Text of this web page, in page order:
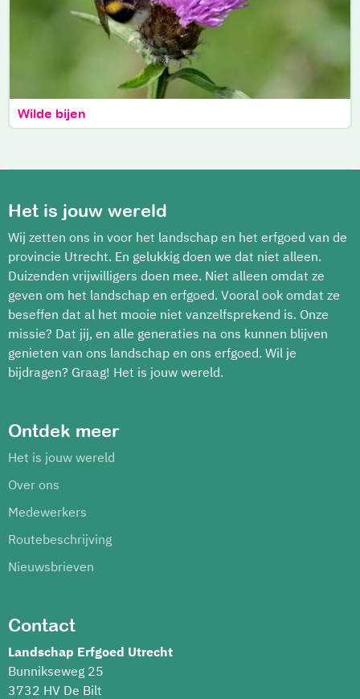
Wilde bijen
Het is jouw wereld
Wij zetten ons in voor het landschap en het erfgoed van de
provincie Utrecht. En gelukkig doen we dat niet alleen.
Duizenden vrijwilligers doen mee. Niet alleen omdat ze
geven om het landschap en erfgoed. Vooral ook omdat ze
beseffen dat al het mooie niet vanzelfsprekend is. Onze
missie? Dat jij, en alle generaties na ons kunnen blijven
genieten van ons landschap en ons erfgoed. Wil je
bijdragen? Graag! Het is jouw wereld.
Ontdek meer
Het is jouw wereld
Over ons
Medewerkers
Routebeschrijving
Nieuwsbrieven
Contact
Landschap Erfgoed Utrecht
Bunnikseweg 25
3732 HV De Bilt